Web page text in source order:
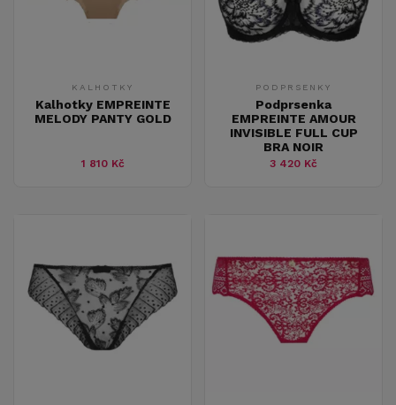
KALHOTKY
Kalhotky EMPREINTE
MELODY PANTY GOLD
1 810 Kč
PODPRSENKY
Podprsenka
EMPREINTE AMOUR
INVISIBLE FULL CUP
BRA NOIR
3 420 Kč